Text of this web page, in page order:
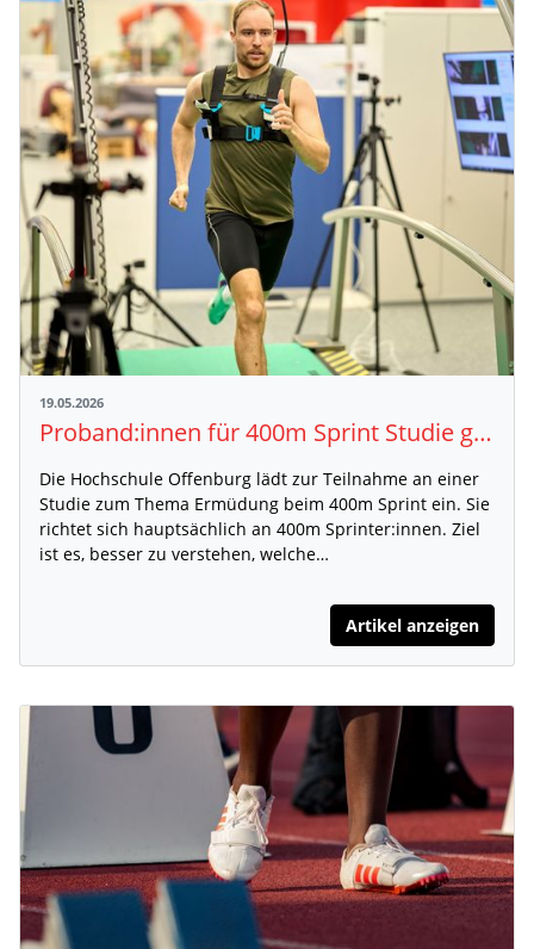
19.05.2026
Proband:innen für 400m Sprint Studie gesucht
Die Hochschule Offenburg lädt zur Teilnahme an einer
Studie zum Thema Ermüdung beim 400m Sprint ein. Sie
richtet sich hauptsächlich an 400m Sprinter:innen. Ziel
ist es, besser zu verstehen, welche…
Artikel anzeigen